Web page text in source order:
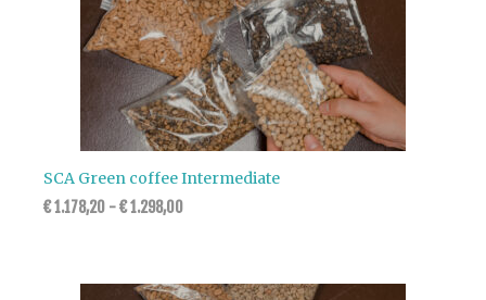
SCA Green coffee Intermediate
€1.178,20 -€1.298,00